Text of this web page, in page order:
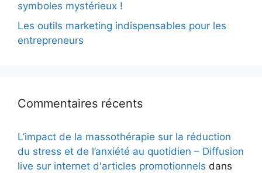
symboles mystérieux !
Les outils marketing indispensables pour les
entrepreneurs
Commentaires récents
L’impact de la massothérapie sur la réduction
du stress et de l’anxiété au quotidien – Diffusion
live sur internet d'articles promotionnels dans